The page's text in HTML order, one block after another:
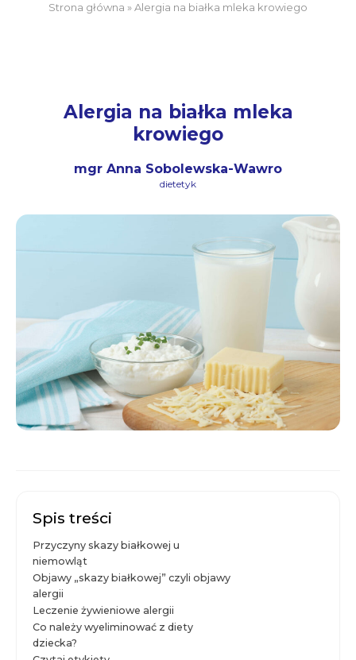
Strona główna »Alergia na białka mleka krowiego
Alergia na białka mleka
krowiego
mgr Anna Sobolewska-Wawro
dietetyk
Spis treści
Przyczyny skazy białkowej u
niemowląt
Objawy „skazy białkowej” czyli objawy
alergii
Leczenie żywieniowe alergii
Co należy wyeliminować z diety
dziecka?